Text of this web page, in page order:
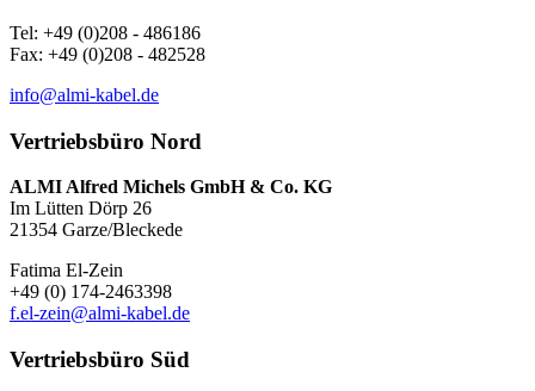
Tel: +49 (0)208 - 486186
Fax: +49 (0)208 - 482528
info@almi-kabel.de
Vertriebsbüro Nord
ALMI Alfred Michels GmbH & Co. KG
Im Lütten Dörp 26
21354 Garze/Bleckede
Fatima El-Zein
+49 (0) 174-2463398
f.el-zein@almi-kabel.de
Vertriebsbüro Süd